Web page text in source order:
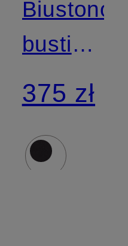
bustier
FITS
2 szt.
375 zł